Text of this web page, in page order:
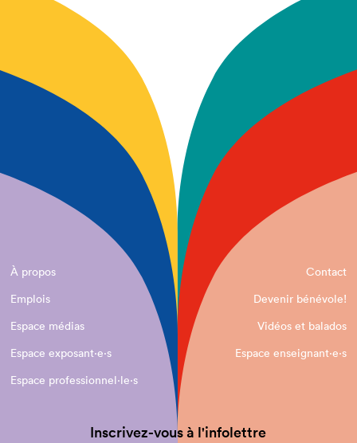
À propos
Contact
Emplois
Devenir bénévole!
Espace médias
Vidéos et balados
Espace exposant·e⋅s
Espace enseignant·e⋅s
Espace professionnel·le⋅s
Inscrivez-vous à l'infolettre